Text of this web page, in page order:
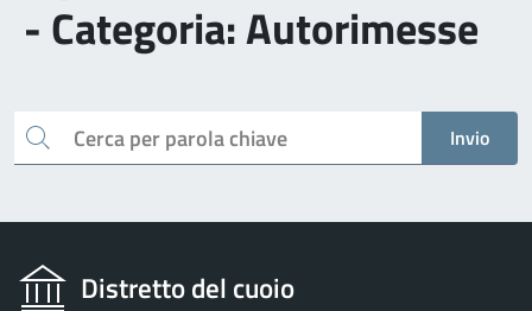
- Categoria: Autorimesse
Cerca Invio
Distretto del cuoio